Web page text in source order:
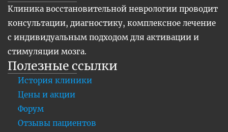
Клиника восстановительной неврологии проводит
консультации, диагностику, комплексное лечение
с индивидуальным подходом для активации и
стимуляции мозга.
Полезные ссылки
История клиники
Цены и акции
Форум
Отзывы пациентов